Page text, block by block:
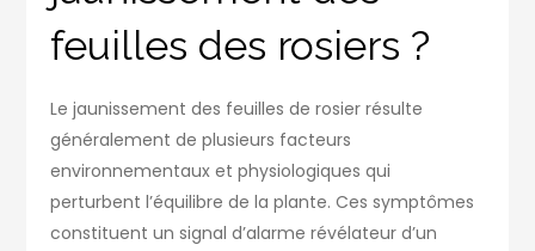
feuilles des rosiers ?
Le jaunissement des feuilles de rosier résulte
généralement de plusieurs facteurs
environnementaux et physiologiques qui
perturbent l’équilibre de la plante. Ces symptômes
constituent un signal d’alarme révélateur d’un